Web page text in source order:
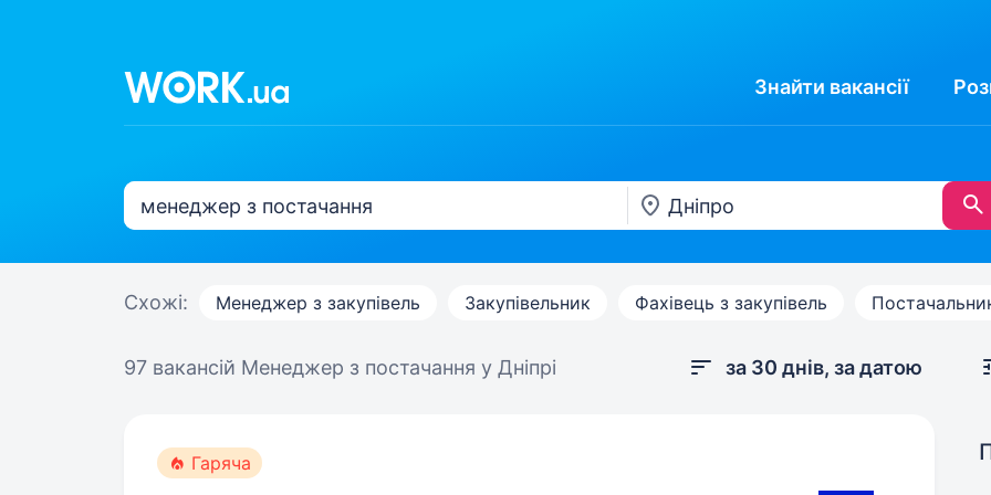
Знайти вакансії
Схожі: Менеджер з закупівель Закупівельник Фахівець з закупівель
97 вакансій Менеджер з постачання у Дніпрі за 30 днів, за датою
Гаряча